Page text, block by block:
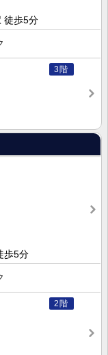
徒歩5分
3階
歩5分
2階